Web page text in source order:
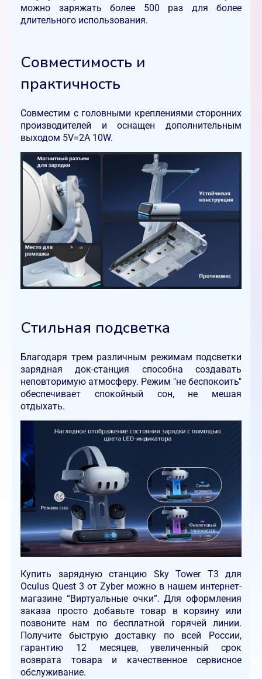
можно заряжать более 500 раз для более
длительного использования.
Совместимость и
практичность
Совместим с головными креплениями сторонних
производителей и оснащен дополнительным
выходом 5V=2A 10W.
Стильная подсветка
Благодаря трем различным режимам подсветки
зарядная док-станция способна создавать
неповторимую атмосферу. Режим "не беспокоить"
обеспечивает спокойный сон, не мешая
отдыхать.
Купить зарядную станцию Sky Tower T3 для
Oculus Quest 3 от Zyber можно в нашем интернет-
магазине “Виртуальные очки”. Для оформления
заказа просто добавьте товар в корзину или
позвоните нам по бесплатной горячей линии.
Получите быструю доставку по всей России,
гарантию 12 месяцев, увеличенный срок
возврата товара и качественное сервисное
обслуживание.